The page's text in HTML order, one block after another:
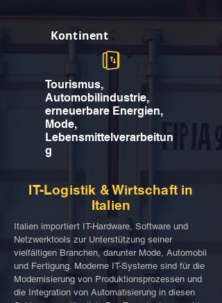
Kontinent
Tourismus,
Automobilindustrie,
erneuerbare Energien,
Mode,
Lebensmittelverarbeitun
g
IT-Logistik & Wirtschaft in
Italien
Italien importiert IT-Hardware, Software und
Netzwerktools zur Unterstützung seiner
vielfältigen Branchen, darunter Mode, Automobil
und Fertigung. Moderne IT-Systeme sind für die
Modernisierung von Produktionsprozessen und
die Integration von Automatisierung in diesen